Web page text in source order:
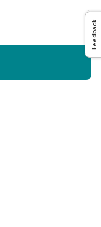
Feedback